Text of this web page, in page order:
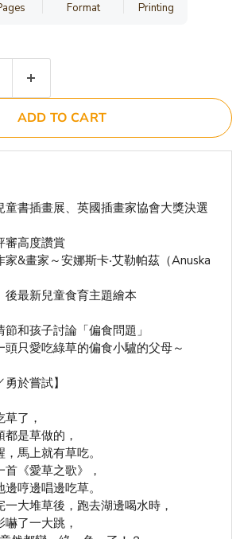
Format Printing
ADD TO CART
童書插畫展、英國插畫家協會大獎決選
審高度讚賞
&畫家～安娜斯卡‧艾勒帕茲（Anuska
後最新兒童食育主題繪本
和孩子討論「偏食問題」
只愛吃綠草的偏食小驢的父母～
於嘗試】
了，
是草做的，
馬上就有草吃。
《愛草之歌》，
哼邊唱邊吃草。
大堆草後，跑去湖邊喝水時，
了一大跳，